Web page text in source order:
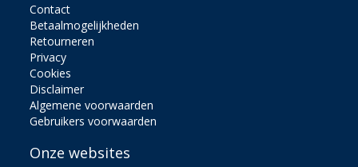
Contact
Betaalmogelijkheden
Retourneren
Privacy
Cookies
Disclaimer
Algemene voorwaarden
Gebruikers voorwaarden
Onze websites